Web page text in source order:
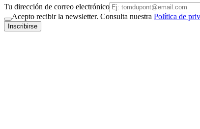
Tu dirección de correo electrónico
Acepto recibir la newsletter. Consulta nuestra Política de
Inscribirse